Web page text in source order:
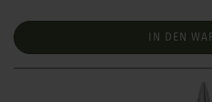
IN DEN